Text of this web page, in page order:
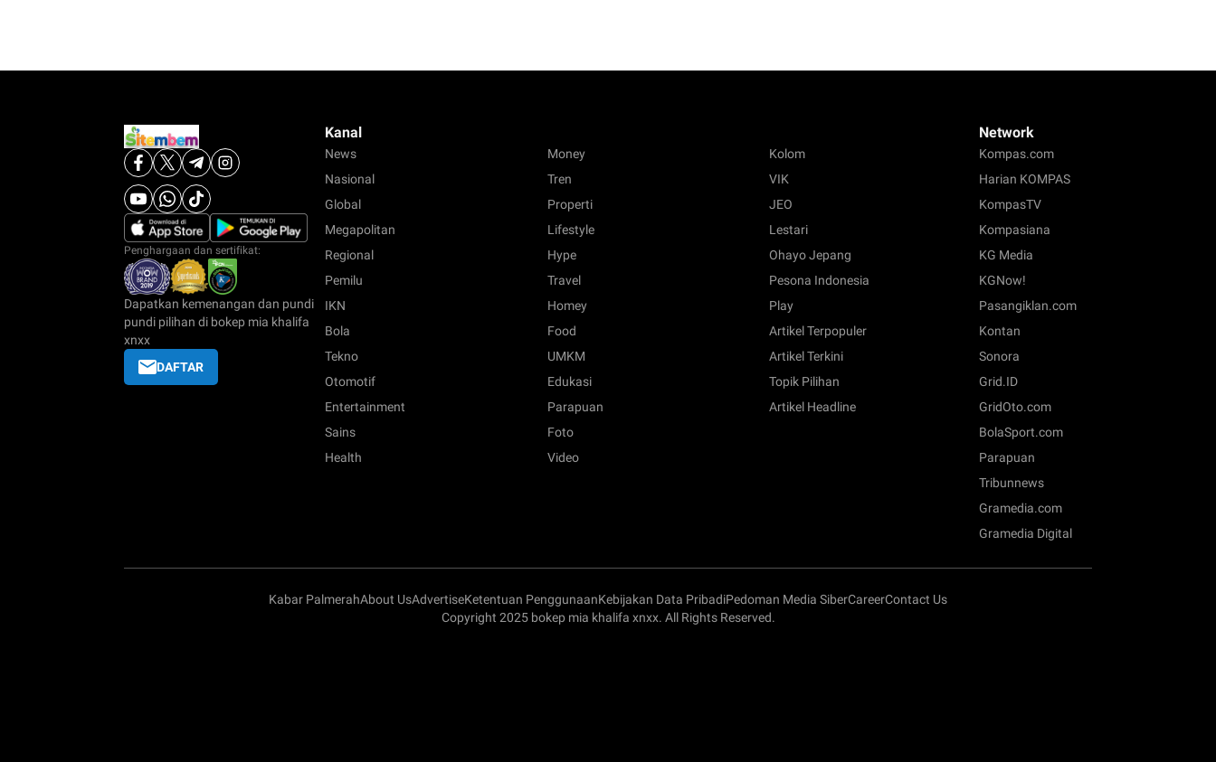
Penghargaan dan sertifikat:
Dapatkan kemenangan dan pundi
pundi pilihan di bokep mia khalifa
xnxx
DAFTAR
Kanal
News
Nasional
Global
Megapolitan
Regional
Pemilu
IKN
Bola
Tekno
Otomotif
Entertainment
Sains
Health
Money
Tren
Properti
Lifestyle
Hype
Travel
Homey
Food
UMKM
Edukasi
Parapuan
Foto
Video
Kolom
VIK
JEO
Lestari
Ohayo Jepang
Pesona Indonesia
Play
Artikel Terpopuler
Artikel Terkini
Topik Pilihan
Artikel Headline
Network
Kompas.com
Harian KOMPAS
KompasTV
Kompasiana
KG Media
KGNow!
Pasangiklan.com
Kontan
Sonora
Grid.ID
GridOto.com
BolaSport.com
Parapuan
Tribunnews
Gramedia.com
Gramedia Digital
Kabar PalmerahAbout UsAdvertiseKetentuan PenggunaanKebijakan Data PribadiPedoman Media SiberCareerContact Us
Copyright 2025 bokep mia khalifa xnxx. All Rights Reserved.